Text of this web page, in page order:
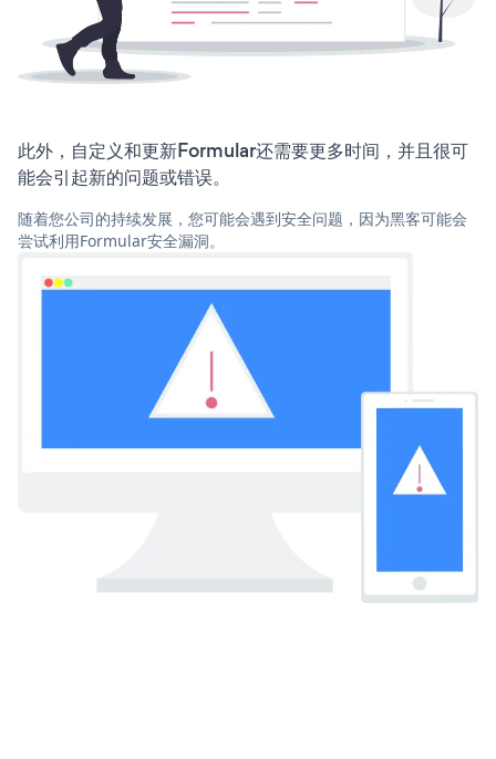
此外，自定义和更新Formular还需要更多时间，并且很可
能会引起新的问题或错误。
随着您公司的持续发展，您可能会遇到安全问题，因为黑客可能会
尝试利用Formular安全漏洞。